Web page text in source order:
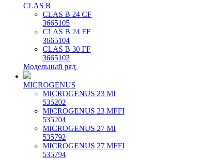
CLAS B
CLAS B 24 CF
3665105
CLAS B 24 FF
3665104
CLAS B 30 FF
3665102
Модельный ряд
MICROGENUS
MICROGENUS 23 MI
535202
MICROGENUS 23 MFFI
535204
MICROGENUS 27 MI
535792
MICROGENUS 27 MFFI
535794